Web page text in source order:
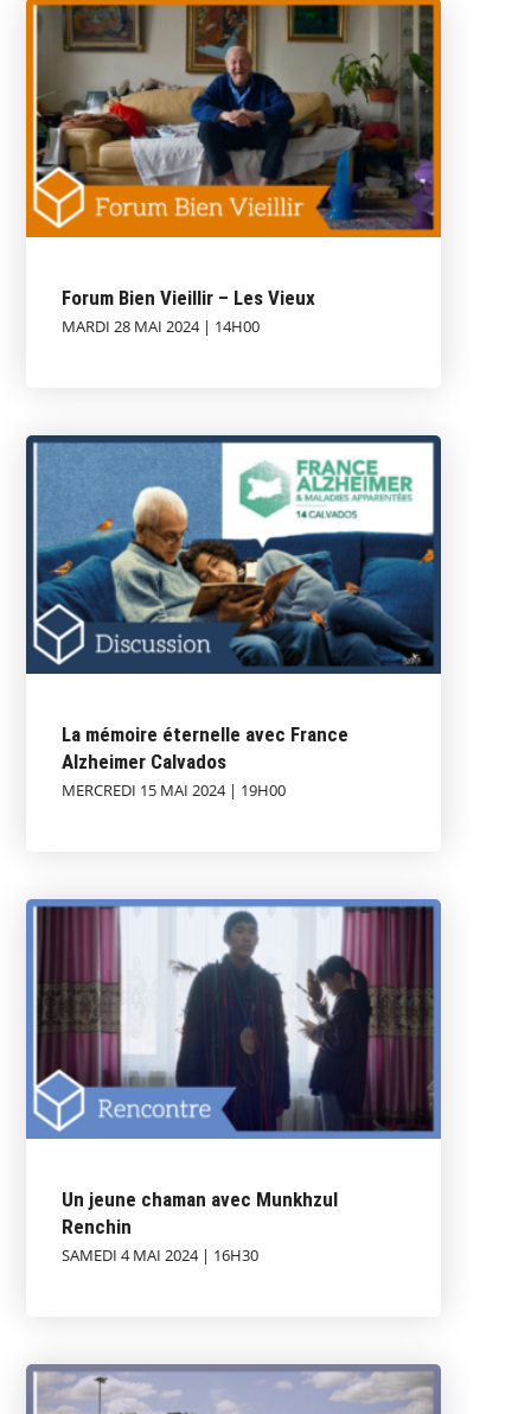
Forum Bien Vieillir – Les Vieux
MARDI 28 MAI 2024 | 14H00
La mémoire éternelle avec France
Alzheimer Calvados
MERCREDI 15 MAI 2024 | 19H00
Un jeune chaman avec Munkhzul
Renchin
SAMEDI 4 MAI 2024 | 16H30